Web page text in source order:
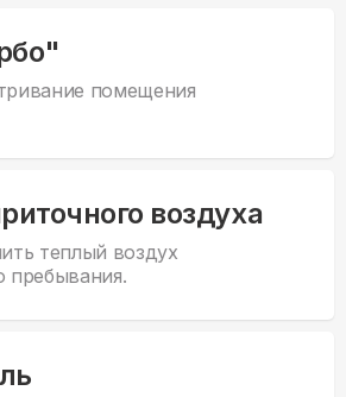
помещения
воздуха
теплый воздух
пребывания.